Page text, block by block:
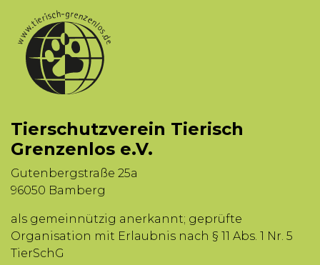
Tierschutzverein Tierisch
Grenzenlos e.V.
Gutenbergstraße 25a
96050 Bamberg
als gemeinnützig anerkannt; geprüfte
Organisation mit Erlaubnis nach § 11 Abs. 1 Nr. 5
TierSchG